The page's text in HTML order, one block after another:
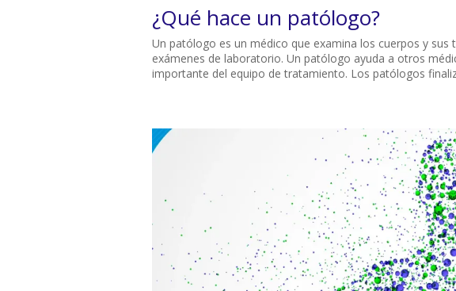
¿Qué hace un patólogo?
Un patólogo es un médico que examina los cuerpos y
exámenes de laboratorio. Un patólogo ayuda a otros
importante del equipo de tratamiento. Los patólogos